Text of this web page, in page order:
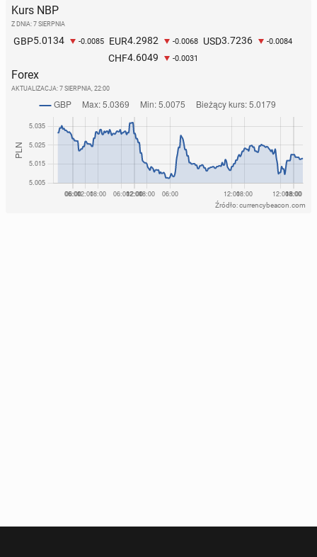
Kurs NBP
Z DNIA: 7 SIERPNIA
GBP5.0134 -0.0085 EUR4.2982 -0.0068 USD3.7236 -0.0084
CHF4.6049 -0.0031
Forex
AKTUALIZACJA: 7 SIERPNIA, 22:00
Źródło: currencybeacon.com